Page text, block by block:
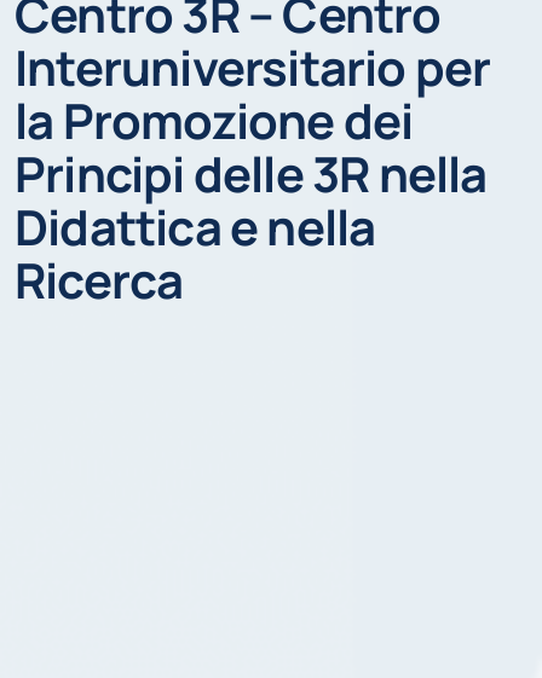
Centro 3R – Centro
Interuniversitario per
la Promozione dei
Principi delle 3R nella
Didattica e nella
Ricerca